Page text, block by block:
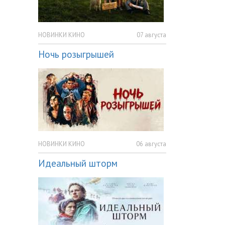
НОВИНКИ КИНО 07 августа
Ночь розыгрышей
НОВИНКИ КИНО 06 августа
Идеальный шторм